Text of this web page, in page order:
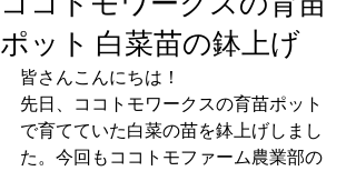
ポット 白菜苗の鉢上げ
皆さんこんにちは！
先日、ココトモワークスの育苗ポット
で育てていた白菜の苗を鉢上げしまし
た。今回もココトモファーム農業部の